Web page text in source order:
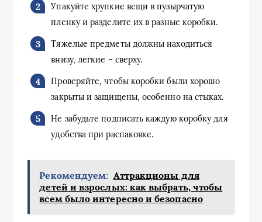
Упакуйте хрупкие вещи в пузырчатую
пленку и разделите их в разные коробки.
Тяжелые предметы должны находиться
внизу, легкие – сверху.
Проверяйте, чтобы коробки были хорошо
закрыты и защищены, особенно на стыках.
Не забудьте подписать каждую коробку для
удобства при распаковке.
Рекомендуем: Аттракционы для
детей и взрослых: как выбрать, чтобы
всем было интересно и безопасно